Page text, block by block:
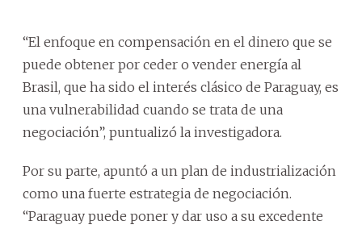
“El enfoque en compensación en el dinero que se
puede obtener por ceder o vender energía al
Brasil, que ha sido el interés clásico de Paraguay, es
una vulnerabilidad cuando se trata de una
negociación”, puntualizó la investigadora.
Por su parte, apuntó a un plan de industrialización
como una fuerte estrategia de negociación.
“Paraguay puede poner y dar uso a su excedente